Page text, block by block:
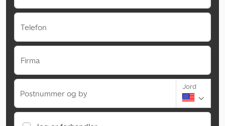
Telefon
Firma
Postnummer og by
Jord